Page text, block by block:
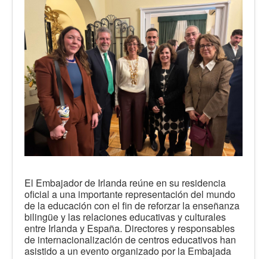
El Embajador de Irlanda reúne en su residencia
oficial a una importante representación del mundo
de la educación con el fin de reforzar la enseñanza
bilingüe y las relaciones educativas y culturales
entre Irlanda y España. Directores y responsables
de internacionalización de centros educativos han
asistido a un evento organizado por la Embajada